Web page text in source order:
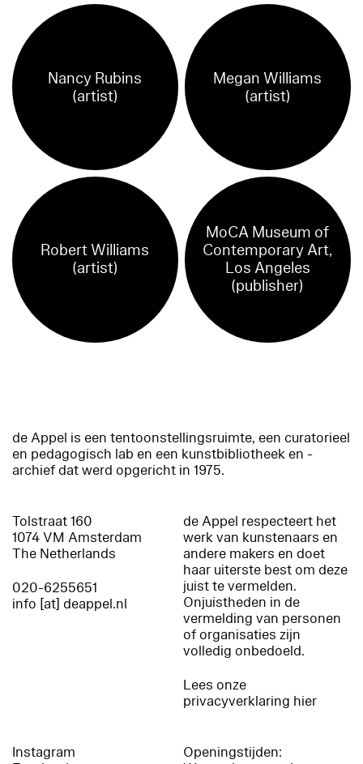
Nancy Rubins
(artist)
Megan Williams
(artist)
Robert Williams
(artist)
MoCA Museum of
Contemporary Art,
Los Angeles
(publisher)
de Appel is een tentoonstellingsruimte, een curatorieel
en pedagogisch lab en een kunstbibliotheek en -
archief dat werd opgericht in 1975.
Tolstraat 160
1074 VM Amsterdam
The Netherlands
020-6255651
info [at] deappel.nl
de Appel respecteert het
werk van kunstenaars en
andere makers en doet
haar uiterste best om deze
juist te vermelden.
Onjuistheden in de
vermelding van personen
of organisaties zijn
volledig onbedoeld.
Lees onze
privacyverklaring hier
Instagram
Openingstijden: